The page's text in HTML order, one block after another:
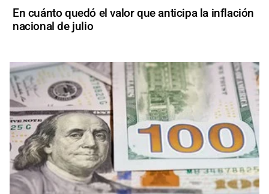
En cuánto quedó el valor que anticipa la inflación
nacional de julio